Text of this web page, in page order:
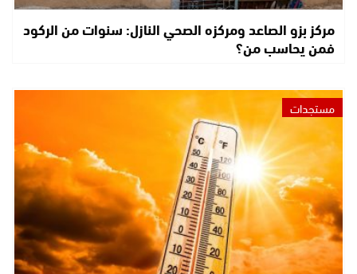
مركز بزو الصاعد ومركزه الصحي النازل: سنوات من الركود
فمن يحاسب من؟
مستجدات